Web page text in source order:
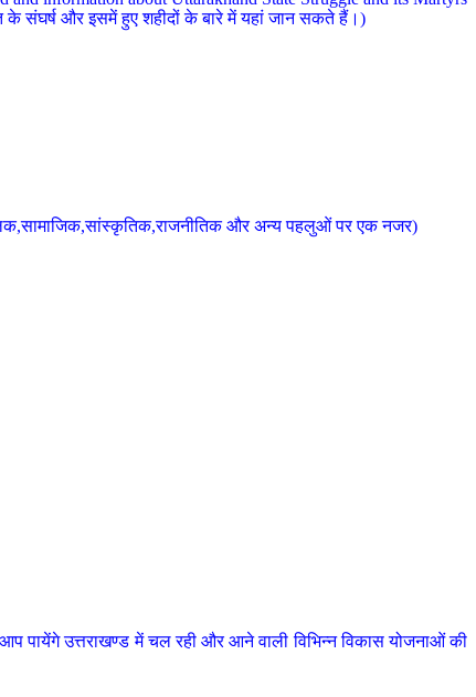
के संघर्ष और इसमें हुए शहीदों के बारे में यहां जान सकते हैं।)
और अन्य पहलुओं पर एक नजर)
पायेंगे उत्तराखण्ड में चल रही और आने वाली विभिन्न विकास योजनाओं की